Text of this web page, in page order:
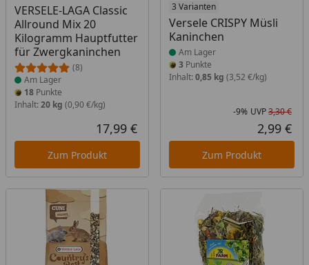
VERSELE-LAGA Classic
Allround Mix 20
Kilogramm Hauptfutter
für Zwergkaninchen
(8)
Produkt am Lager
Am Lager
18 Punkte
Inhalt: 20 kg (0,90 €/kg)
Aktueller Preis
17,99 €
Zum Produkt
3 Varianten
Versele CRISPY Müsli
Kaninchen
Produkt am Lager
Am Lager
3Punkte
Inhalt: 0,85 kg (3,52 €/kg)
-9% UVP3,30 €
2,99 €
Zum Produkt